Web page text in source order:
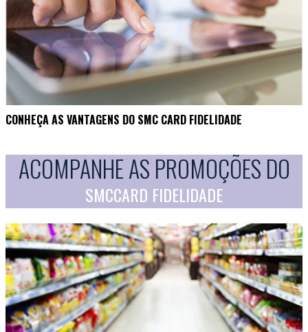
CONHEÇA AS VANTAGENS DO SMC CARD FIDELIDADE
ACOMPANHE AS PROMOÇÕES DO
SMCCARD FIDELIDADE